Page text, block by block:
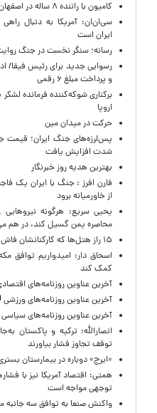
کامیون با راننده ۸ ساله در اصفهان توقیف شد
سی‌ان‌ان: آمریکا به دنبال
ایران است
رسانه؛ سنگر نخست در جنگ
رسوایی جدید برای رئیس فیفا/
و پرداخت مبلغ ۶ رقمی
برکناری شوکه‌کننده فرمانده
اروپا
حركت در ميدان مين
پس‌لرزه‌های جنگ ایران؛ قیمت
شدت افزایش یافت
بهترین هدیه روز خبرنگار
فارن افرز : جنگ با ایران یک
از خاورمیانه برود
یحیی سریع: هرگونه نیروهایی
محاصره یمن گسیل کند، در هم
۱۵ راز هتل‌ها که کارکنانشان فاش کردند
اسحاق دار: امیدواریم توافق
کمک کند
آخرین عناوین روزنامه‌های
آخرین عناوین روزنامه‌های ورزشی
آخرین عناوین روزنامه‌های سیاسی
انصارالله: ترکیه و پاکستان
توقف تجاوز فشار بیاورند
«ایرج» دوباره در بیمارستان
همتی: اقتصاد آمریکا نیز با
توجهی مواجه است
واکنش صنعا به توافق سه جانبه